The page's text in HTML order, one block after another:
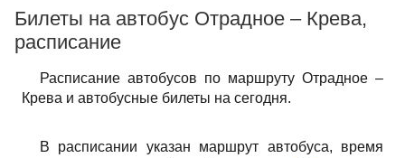
Билеты на автобус Отрадное – Крева,
расписание
Расписание автобусов по маршруту Отрадное –
Крева и автобусные билеты на сегодня.
В расписании указан маршрут автобуса, время